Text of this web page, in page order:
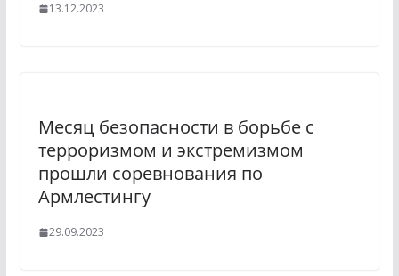
13.12.2023
Месяц безопасности в борьбе с
терроризмом и экстремизмом
прошли соревнования по
Армлестингу
29.09.2023